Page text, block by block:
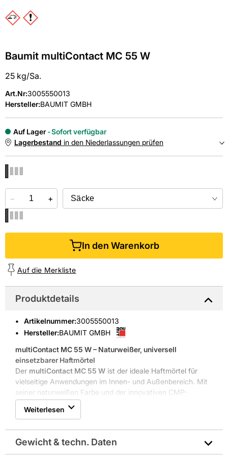
Baumit multiContact MC 55 W
25 kg/Sa.
Art.Nr:3005550013
Hersteller:BAUMIT GMBH
Auf Lager
Sofort verfügbar
Lagerbestand in den Niederlassungen prüfen
Online kaufen &kostenlos
− +
In den Warenkorb
Auf die Merkliste
Produktdetails
Artikelnummer:3005550013
Hersteller:BAUMIT GMBH
multiContact MC 55 W – Naturweißer, universell
einsetzbarer Haftmörtel
Der multiContact MC 55 W ist der ideale Haftmörtel für
vielseitige Anwendungen im Innen- und Außenbereich. Mit
seiner naturweißen Farbe und der innovativen CMP-
Technologie überzeugt er durch eine außergewöhnliche
Haftkraft und eine geschmeidige Produktkonsistenz, die für
Überarbeitung tragfähiger, mineralischer oder
Weiterlesen
Gewicht & techn. Daten